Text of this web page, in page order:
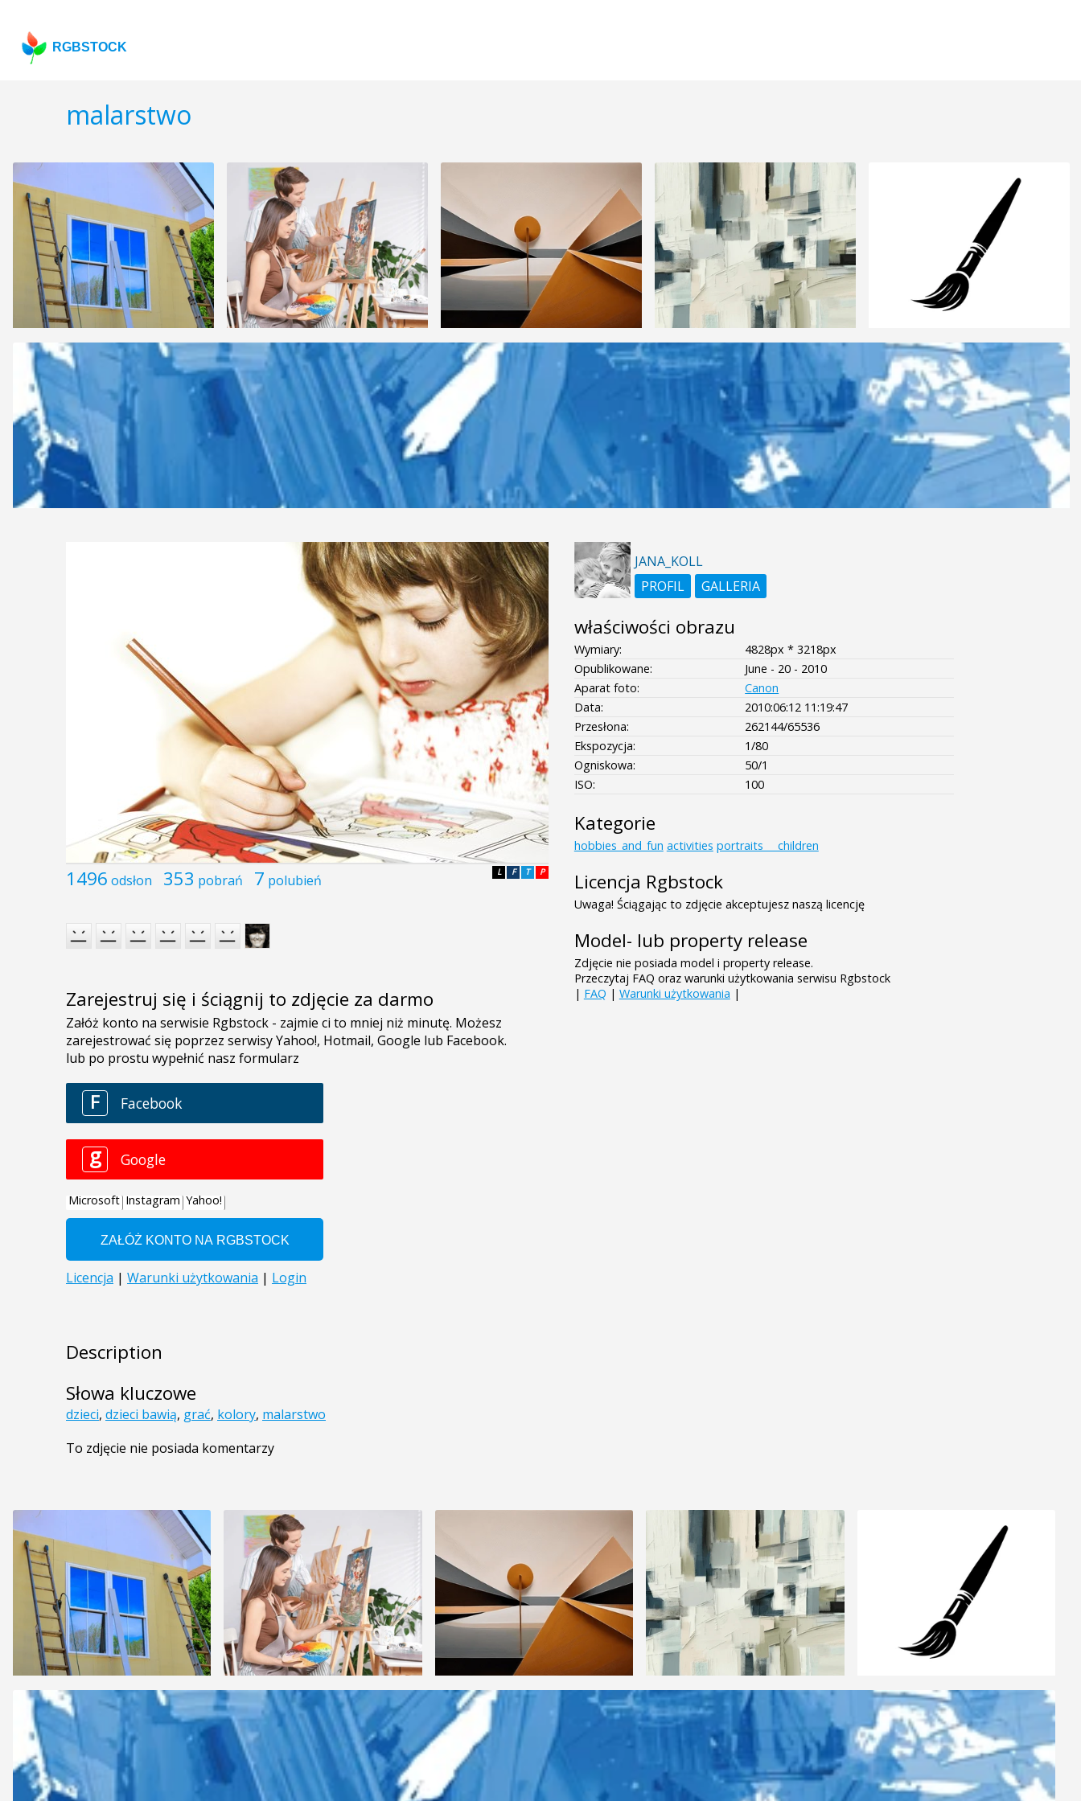
RGBSTOCK
malarstwo
1496 odsłon 353 pobrań 7 polubień P
T
F
L
Zarejestruj się i ściągnij to zdjęcie za darmo
Description
Słowa kluczowe
dzieci, dzieci bawią, grać, kolory, malarstwo
To zdjęcie nie posiada komentarzy
JANA_KOLL
PROFIL
GALLERIA
właściwości obrazu
Wymiary:
4828px * 3218px
Opublikowane:
June - 20 - 2010
Aparat foto:
Canon
Data:
2010:06:12 11:19:47
Przesłona:
262144/65536
Ekspozycja:
1/80
Ogniskowa:
50/1
ISO:
100
Kategorie
hobbies_and_fun activities portraits___children
Licencja Rgbstock
Uwaga! Ściągając to zdjęcie akceptujesz naszą licencję
Model- lub property release
Zdjęcie nie posiada model i property release.
Przeczytaj FAQ oraz warunki użytkowania serwisu Rgbstock
| FAQ | Warunki użytkowania |